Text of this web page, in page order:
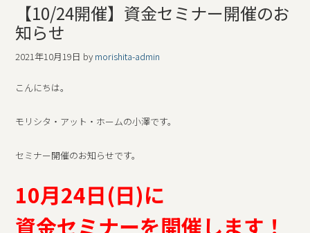
【10/24開催】資金セミナー開催のお
知らせ
2021年10月19日 by morishita-admin
こんにちは。
モリシタ・アット・ホームの小澤です。
セミナー開催のお知らせです。
10月24日(日)に
資金セミナーを開催します！